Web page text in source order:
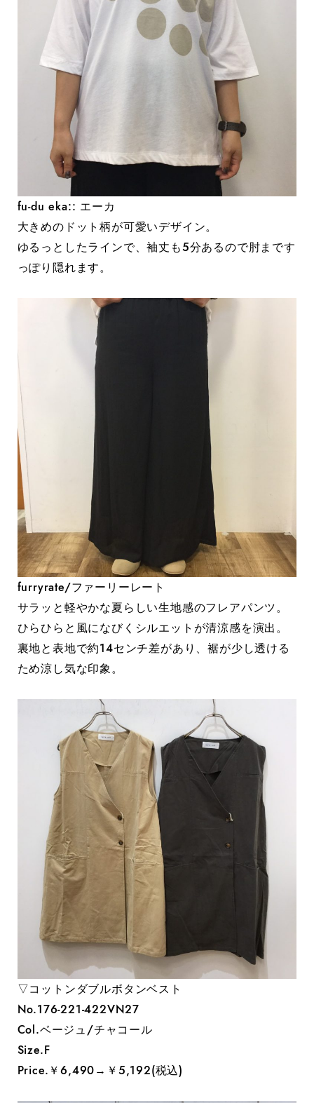
fu-du eka:: エーカ
大きめのドット柄が可愛いデザイン。
ゆるっとしたラインで、袖丈も5分あるので肘まです
っぽり隠れます。
furryrate/ファーリーレート
サラッと軽やかな夏らしい生地感のフレアパンツ。
ひらひらと風になびくシルエットが清涼感を演出。
裏地と表地で約14センチ差があり、裾が少し透ける
ため涼し気な印象。
▽コットンダブルボタンベスト
No.176-221-422VN27
Col.ベージュ/チャコール
Size.F
Price.￥6,490→￥5,192(税込)